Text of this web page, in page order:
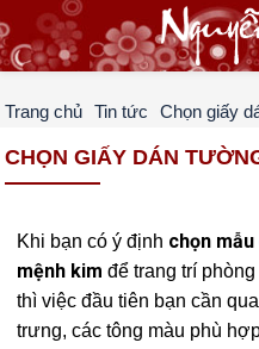
Trang chủ Tin tức Chọn giấy
CHỌN GIẤY DÁN
Khi bạn có ý định chọn mẫu
mệnh kim để trang trí
thì việc đầu tiên bạn cần
trưng, các tông màu phù